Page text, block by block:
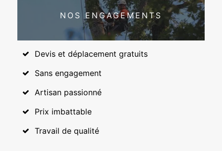
NOS ENGAGEMENTS
Devis et déplacement gratuits
Sans engagement
Artisan passionné
Prix imbattable
Travail de qualité